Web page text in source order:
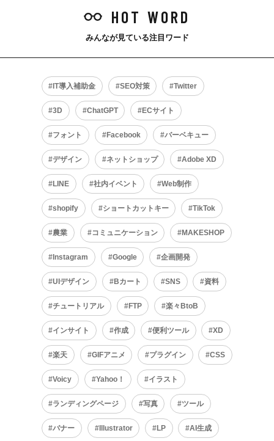
HOT WORD
みんなが見ている注目ワード
IT導入補助金 SEO対策 Twitter
3D ChatGPT ECサイト
フォント Facebook バーベキュー
デザイン ネットショップ Adobe XD
LINE 社内イベント Web制作
shopify ショートカットキー TikTok
農業 コミュニケーション MAKESHOP
Instagram Google 企画開発
UIデザイン Bカート SNS 資料
チュートリアル FTP 楽々BtoB
インサイト 作成 便利ツール XD
楽天 GIFアニメ プラグイン CSS
Voicy Yahoo！ イラスト
ランディングページ 写真 ツール
バナー Illustrator LP AI生成